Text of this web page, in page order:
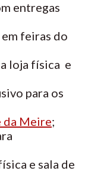
entregas
feiras do
loja física e
para os
da Meire;
e sala de